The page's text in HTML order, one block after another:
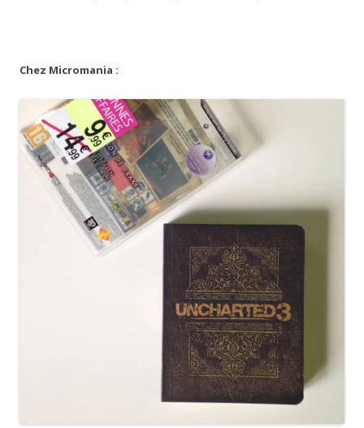
Chez Micromania :